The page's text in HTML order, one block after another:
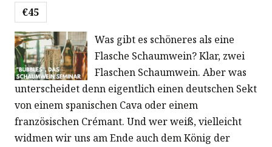
€45
Was gibt es schöneres als eine
Flasche Schaumwein? Klar, zwei
Flaschen Schaumwein. Aber was
unterscheidet denn eigentlich einen deutschen Sekt
von einem spanischen Cava oder einem
französischen Crémant. Und wer weiß, vielleicht
widmen wir uns am Ende auch dem König der